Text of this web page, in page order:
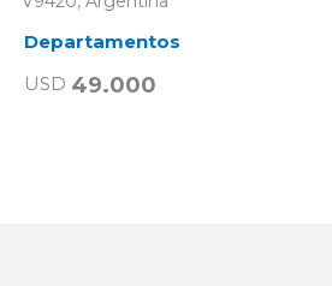
Departamentos
USD 49.000